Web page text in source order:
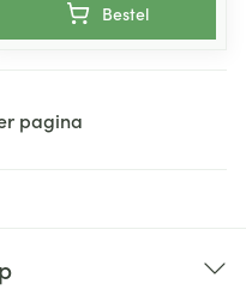
Bestel
pagina